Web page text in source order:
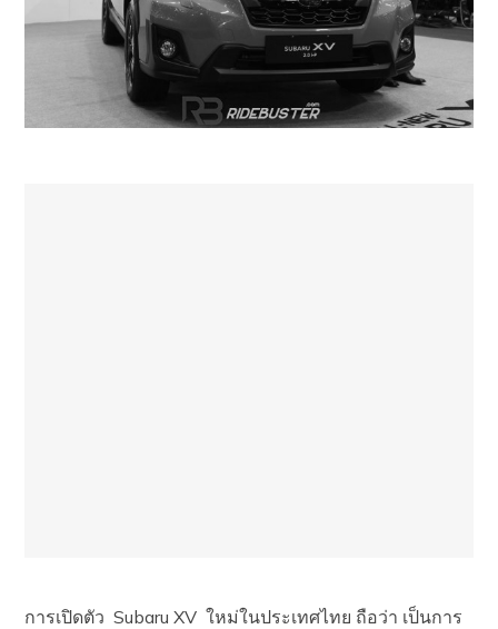
การเปิดตัว Subaru XV ใหม่ในประเทศไทย ถือว่า เป็นการ